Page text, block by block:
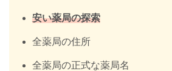
安い薬局の探索
全薬局の住所
全薬局の正式な薬局名